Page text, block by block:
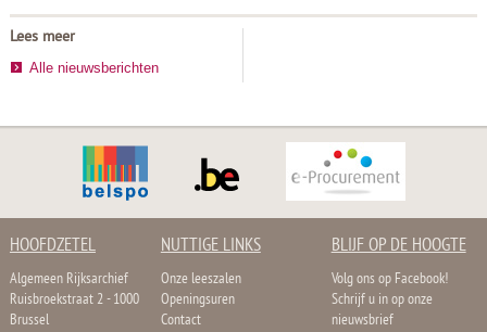
Lees meer
Alle nieuwsberichten
HOOFDZETEL
Algemeen Rijksarchief
Ruisbroekstraat 2 - 1000
Brussel
NUTTIGE LINKS
Onze leeszalen
Openingsuren
Contact
BLIJF OP DE HOOGTE
Volg ons op Facebook!
Schrijf u in op onze
nieuwsbrief